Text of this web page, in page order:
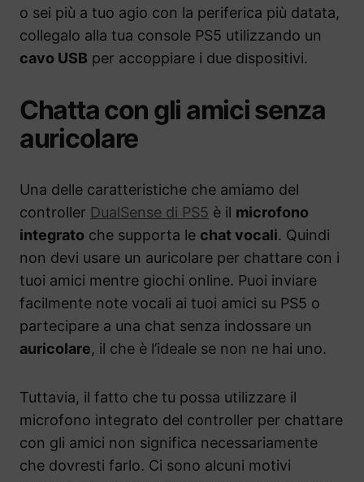
o sei più a tuo agio con la periferica più datata,
collegalo alla tua console PS5 utilizzando un
cavo USB per accoppiare i due dispositivi.
Chatta con gli amici senza
auricolare
Una delle caratteristiche che amiamo del
controller DualSense di PS5 è il microfono
integrato che supporta le chat vocali. Quindi
non devi usare un auricolare per chattare con i
tuoi amici mentre giochi online. Puoi inviare
facilmente note vocali ai tuoi amici su PS5 o
partecipare a una chat senza indossare un
auricolare, il che è l’ideale se non ne hai uno.
Tuttavia, il fatto che tu possa utilizzare il
microfono integrato del controller per chattare
con gli amici non significa necessariamente
che dovresti farlo. Ci sono alcuni motivi